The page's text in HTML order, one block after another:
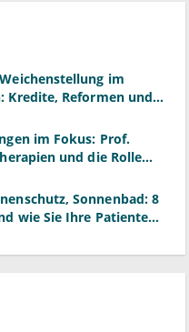
im
Kredite, Reformen und
im Fokus: Prof.
und die Rolle
Sonnenbad: 8
wie Sie Ihre Patienten